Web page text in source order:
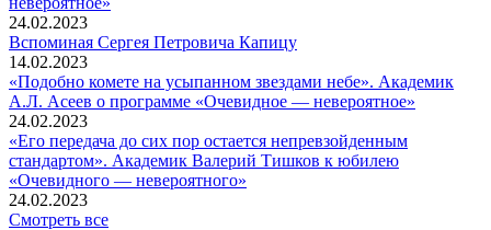
24.02.2023
Вспоминaя Сергея Петровича Капицу
14.02.2023
«Подобно комете на усыпанном звездами небе». Академик
А.Л. Асеев о программе «Очевидное — невероятное»
24.02.2023
«Его передача до сих пор остается непревзойденным
стандартом». Академик Валерий Тишков к юбилею
«Очевидного — невероятного»
24.02.2023
Смотреть все